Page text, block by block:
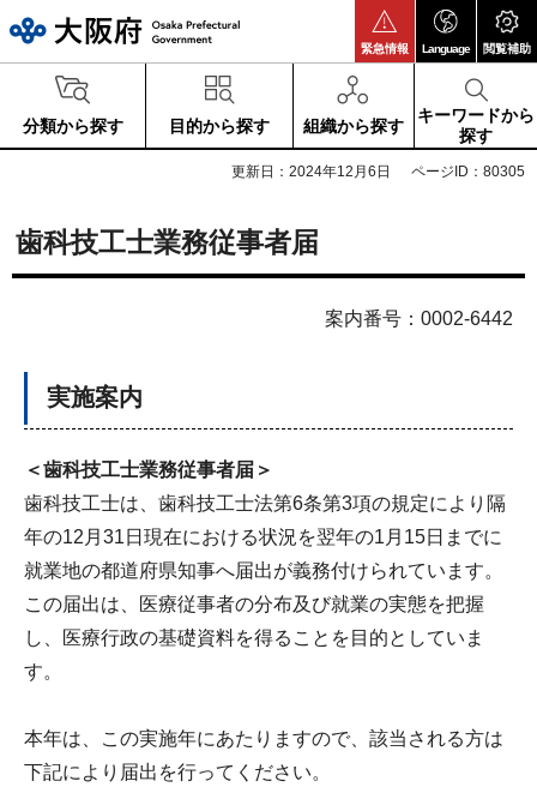
緊急情報 Language 閲覧補助
分類から探す 目的から探す 組織から探す
キーワードから
探す
更新日：2024年12月6日 ページID：80305
歯科技工士業務従事者届
案内番号：0002-6442
実施案内
＜歯科技工士業務従事者届＞
歯科技工士は、歯科技工士法第6条第3項の規定により隔
年の12月31日現在における状況を翌年の1月15日までに
就業地の都道府県知事へ届出が義務付けられています。
この届出は、医療従事者の分布及び就業の実態を把握
し、医療行政の基礎資料を得ることを目的としていま
す。
本年は、この実施年にあたりますので、該当される方は
下記により届出を行ってください。